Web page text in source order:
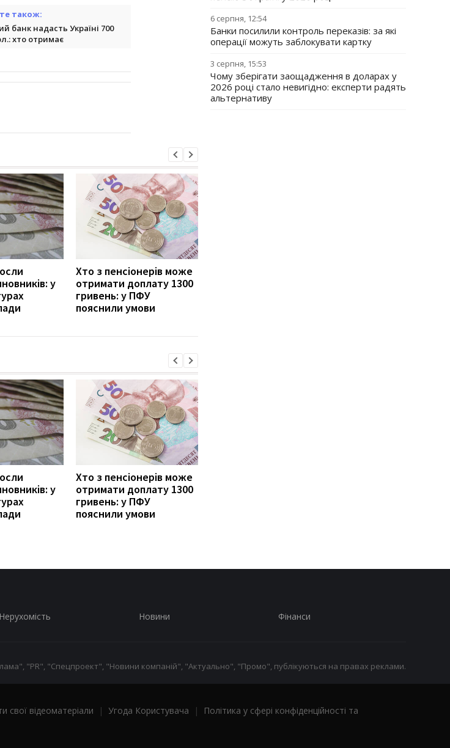
також:
банк надасть Україні 700
хто отримає
у
Хто з пенсіонерів може
отримати доплату 1300
гривень: у ПФУ
пояснили умови
у
Хто з пенсіонерів може
отримати доплату 1300
гривень: у ПФУ
пояснили умови
6 серпня, 12:54
Банки посилили контроль переказів: за які
операції можуть заблокувати картку
3 серпня, 15:53
Чому зберігати заощадження в доларах у
2026 році стало невигідно: експерти радять
альтернативу
Нерухомість Новини Фінанси
"PR", "Спецпроект", "Новини компаній", "Актуально", "Промо", публікуються на правах реклами.
свої відеоматеріали | Угода Користувача |
Політика у сфері конфіденційності та